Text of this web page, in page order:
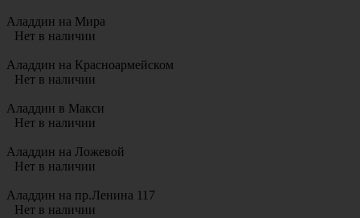
Аладдин на Мира
Нет в наличии
Аладдин на Красноармейском
Нет в наличии
Аладдин в Макси
Нет в наличии
Аладдин на Ложевой
Нет в наличии
Аладдин на пр.Ленина 117
Нет в наличии